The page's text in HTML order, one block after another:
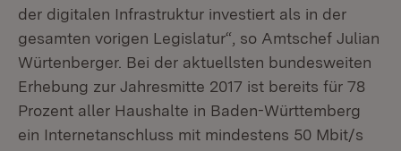
der digitalen Infrastruktur investiert als in der
gesamten vorigen Legislatur“, so Amtschef Julian
Würtenberger. Bei der aktuellsten bundesweiten
Erhebung zur Jahresmitte 2017 ist bereits für 78
Prozent aller Haushalte in Baden-Württemberg
ein Internetanschluss mit mindestens 50 Mbit/s